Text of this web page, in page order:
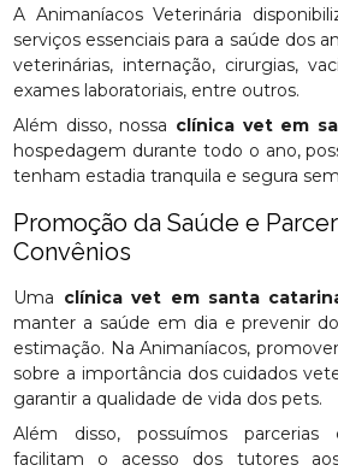
A Animaníacos Veterinária
serviços essenciais para a saúde dos
veterinárias, internação, cirurgias,
exames laboratoriais, entre outros.
Além disso, nossa clínica vet em
hospedagem durante todo o ano,
tenham estadia tranquila e segura
Promoção da Saúde e
Convênios
Uma clínica vet em santa
manter a saúde em dia e prevenir
estimação. Na Animaníacos,
sobre a importância dos cuidados
garantir a qualidade de vida dos pets.
Além disso, possuímos
facilitam o acesso dos tutores